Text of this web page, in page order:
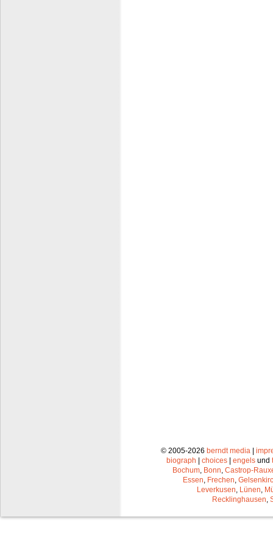
© 2005-2026 berndt media |
biograph | choices | engels und
Bochum Bonn Castrop-
Essen Frechen
Leverkusen Lünen
Recklinghausen